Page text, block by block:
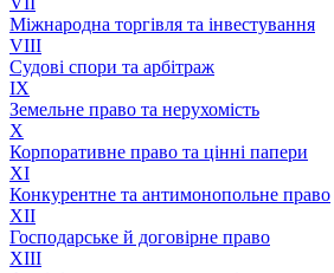
Міжнародна торгівля та інвестування
VIII
Судові спори та арбітраж
IX
Земельне право та нерухомість
X
Корпоративне право та цінні папери
XI
Конкурентне та антимонопольне право
XII
Господарське й договірне право
XIII